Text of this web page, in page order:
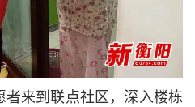
者来到联点社区，深入楼栋